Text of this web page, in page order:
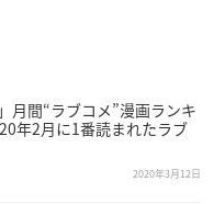
月間“ラブコメ”漫画ランキ
年2月に1番読まれたラブ
2020年3月12日